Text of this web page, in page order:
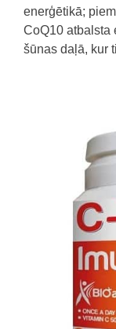
enerģētikā;
CoQ10 atbalsta
šūnas daļā, kur